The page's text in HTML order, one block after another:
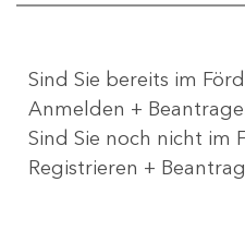
Sind Sie bereits im
Anmelden +
Sind Sie noch nicht im
Registrieren +